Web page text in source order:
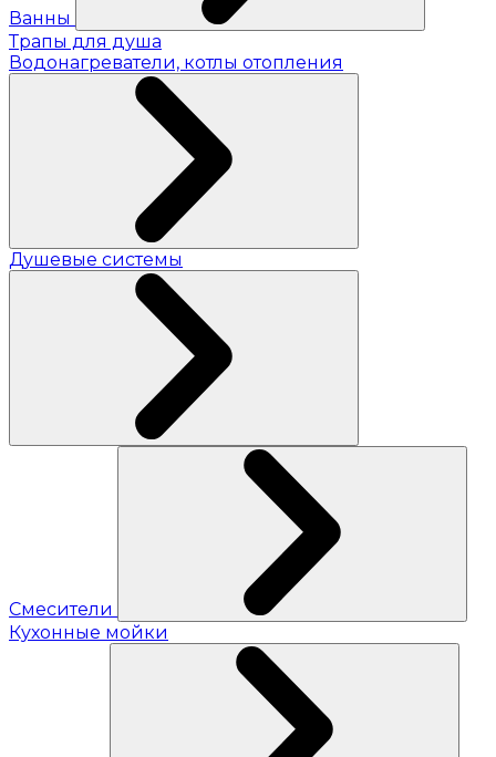
Ванны
Трапы для душа
Водонагреватели, котлы отопления
Душевые системы
Смесители
Кухонные мойки